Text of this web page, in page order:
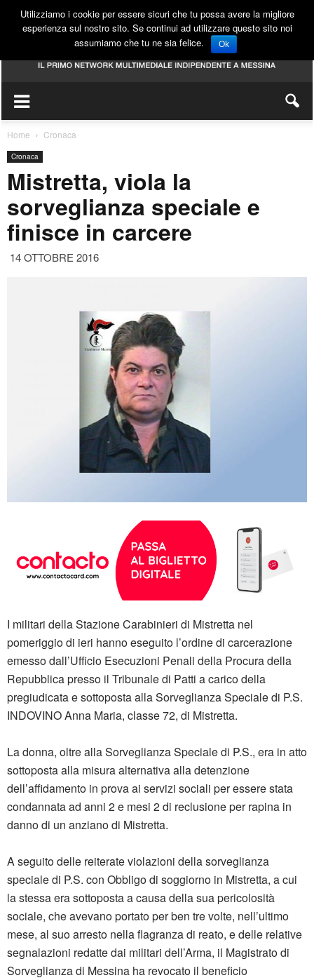
Home Cronaca
Cronaca
Mistretta, viola la
sorveglianza speciale e
finisce in carcere
14 OTTOBRE 2016
I militari della Stazione Carabinieri di Mistretta nel
pomeriggio di ieri hanno eseguito l’ordine di carcerazione
emesso dall’Ufficio Esecuzioni Penali della Procura della
Repubblica presso il Tribunale di Patti a carico della
pregiudicata e sottoposta alla Sorveglianza Speciale di P.S.
INDOVINO Anna Maria, classe 72, di Mistretta.
La donna, oltre alla Sorveglianza Speciale di P.S., era in atto
sottoposta alla misura alternativa alla detenzione
dell’affidamento in prova ai servizi sociali per essere stata
condannata ad anni 2 e mesi 2 di reclusione per rapina in
danno di un anziano di Mistretta.
A seguito delle reiterate violazioni della sorveglianza
speciale di P.S. con Obbligo di soggiorno in Mistretta, a cui
la stessa era sottoposta a causa della sua pericolosità
sociale, che avevano portato per ben tre volte, nell’ultimo
mese, al suo arresto nella flagranza di reato, e delle relative
segnalazioni redatte dai militari dell’Arma, il Magistrato di
Sorveglianza di Messina ha revocato il beneficio
Utilizziamo i cookie per essere sicuri che tu possa avere la migliore
esperienza sul nostro sito. Se continui ad utilizzare questo sito noi
assumiamo che tu ne sia felice.
Ok